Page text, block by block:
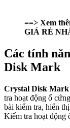
==> Xem
GIÁ RẺ
Các tính
Disk Mark
Crystal Disk Mark
tra hoạt động ổ
bài kiểm tra, hiển
Kiểm tra hoạt động